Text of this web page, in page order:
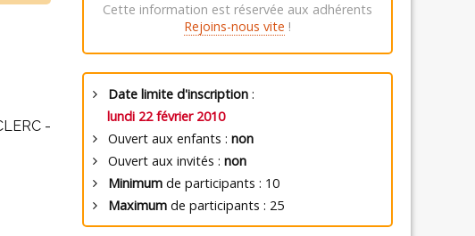
-
Cette information est réservée aux adhérents
Rejoins-nous vite !
Date limite d'inscription:
lundi 22 février 2010
Ouvert aux enfants : non
Ouvert aux invités : non
Minimumde participants : 10
Maximumde participants : 25